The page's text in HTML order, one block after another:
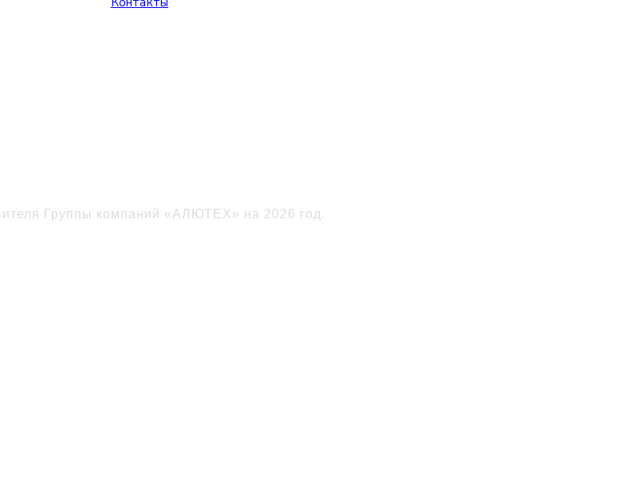
Группы компаний «АЛЮТЕХ» на 2026 год.